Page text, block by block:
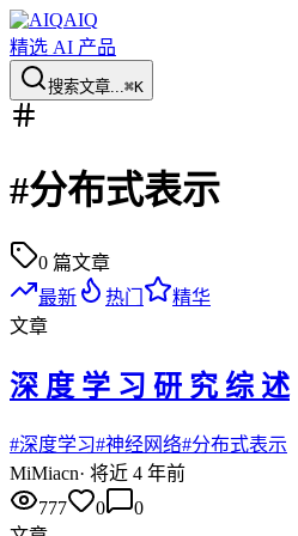
AIQ
精选 AI 产品
搜索文章...⌘K
#分布式表示
0 篇文章
最新
热门
精华
文章
深 度 学 习 研 究 综 述
#深度学习#神经网络#分布式表示
MiMiacn· 将近 4 年前
777
0
0